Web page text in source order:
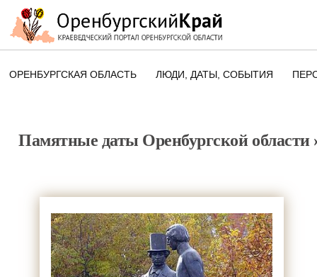
ОРЕНБУРГСКАЯ ОБЛАСТЬ ЛЮДИ, ДАТЫ, CОБЫТИЯ
ПАМЯТНЫЕ ДАТЫ
Памятные даты Оренбургской области